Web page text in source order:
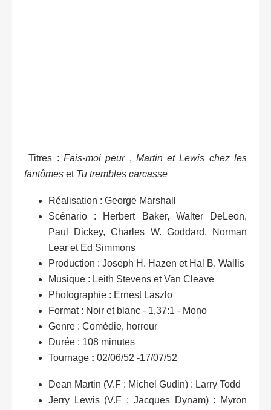
Titres : Fais-moi peur, Martin et Lewis chez les
fantômes et Tu trembles carcasse
Réalisation : George Marshall
Scénario : Herbert Baker, Walter DeLeon,
Paul Dickey, Charles W. Goddard, Norman
Lear et Ed Simmons
Production : Joseph H. Hazen et Hal B. Wallis
Musique : Leith Stevens et Van Cleave
Photographie : Ernest Laszlo
Format : Noir et blanc - 1,37:1 - Mono
Genre : Comédie, horreur
Durée : 108 minutes
Tournage : 02/06/52 -17/07/52
Dean Martin (V.F : Michel Gudin) : Larry Todd
Jerry Lewis (V.F : Jacques Dynam) : Myron